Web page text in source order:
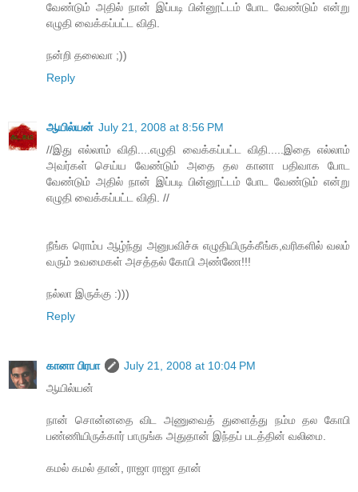
வேண்டும் அதில் நான் இப்படி பின்னூட்டம் போட வேண்டும் என்று
எழுதி வைக்கப்பட்ட விதி.
நன்றி தலைவா ;))
Reply
ஆயில்யன் July 21, 2008 at 8:56 PM
//இது எல்லாம் விதி....எழுதி வைக்கப்பட்ட விதி.....இதை எல்லாம்
அவர்கள் செய்ய வேண்டும் அதை தல கானா பதிவாக போட
வேண்டும் அதில் நான் இப்படி பின்னூட்டம் போட வேண்டும் என்று
எழுதி வைக்கப்பட்ட விதி. //
நீங்க ரொம்ப ஆழ்ந்து அனுபவிச்சு எழுதியிருக்கீங்க,வரிகளில் வலம்
வரும் உவமைகள் அசத்தல் கோபி அண்ணே!!!
நல்லா இருக்கு :)))
Reply
கானா பிரபா
July 21, 2008 at 10:04 PM
ஆயில்யன்
நான் சொன்னதை விட அணுவைத் துளைத்து நம்ம தல கோபி
பண்ணியிருக்கார் பாருங்க அதுதான் இந்தப் படத்தின் வலிமை.
கமல் கமல் தான், ராஜா ராஜா தான்